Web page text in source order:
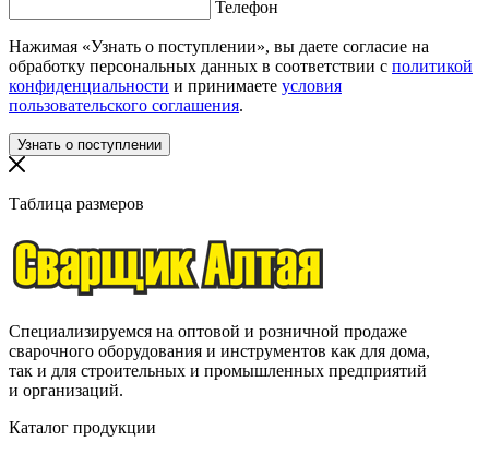
Телефон
Нажимая «Узнать о поступлении», вы даете согласие на
обработку персональных данных в соответствии с политикой
конфиденциальности и принимаете условия
пользовательского соглашения.
Таблица размеров
Специализируемся на оптовой и розничной продаже
сварочного оборудования и инструментов как для дома,
так и для строительных и промышленных предприятий
и организаций.
Каталог продукции